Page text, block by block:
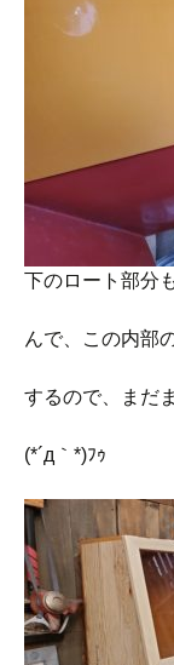
下のロート部分
んで、この内部
するので、まだ
(*´д｀*)ﾌｩ